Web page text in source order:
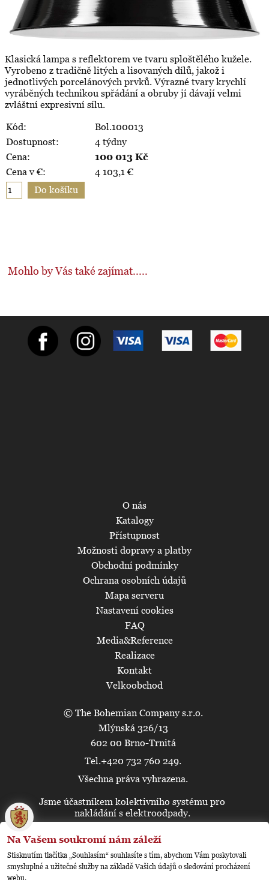
Klasická lampa s reflektorem ve tvaru sploštělého kužele.
Vyrobeno z tradičně litých a lisovaných dílů, jakož i
jednotlivých porcelánových prvků. Výrazné tvary krychlí
vyráběných technikou spřádání a obruby jí dávají velmi
zvláštní expresivní sílu.
Kód:
Bol.100013
Dostupnost:
4 týdny
Cena:
100 013 Kč
Cena v €:
4 103,1 €
Mohlo by Vás také zajímat.....
© The Bohemian Company s.r.o.
Mlýnská 326/13
602 00 Brno-Trnitá
Tel.+420 732 760 249.
Všechna práva vyhrazena.
O nás
Katalogy
Přístupnost
Možnosti dopravy a platby
Obchodní podmínky
Ochrana osobních údajů
Mapa serveru
Nastavení cookies
FAQ
Media&Reference
Realizace
Kontakt
Velkoobchod
Jsme účastníkem kolektivního systému pro
nakládání s elektroodpady.
🍪
Na Vašem soukromí nám záleží
Stisknutím tlačítka „Souhlasím“ souhlasíte s tím, abychom Vám poskytovali
smysluplné a užitečné služby na základě Vašich údajů o sledování procházení